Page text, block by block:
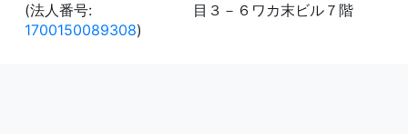
(法人番号:
1700150089308)
目３－６ワカ末ビル７階